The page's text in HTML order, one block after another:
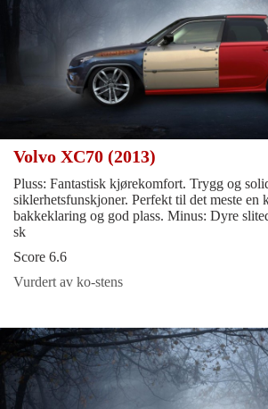
Volvo XC70 (2013)
Pluss: Fantastisk kjørekomfort. Trygg og
siklerhetsfunskjoner. Perfekt til det meste
bakkeklaring og god plass. Minus: Dyre
sk
Score 6.6
Vurdert av ko-stens